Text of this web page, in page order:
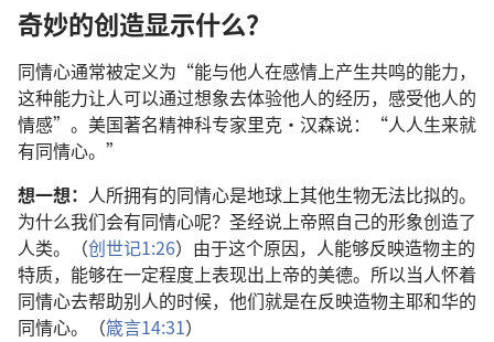
奇妙的创造显示什么？
同情心通常被定义为 “能与他人在感情上产生共鸣的能力，
这种能力让人可以通过想象去体验他人的经历， 感受他人的
情感”。 美国著名精神科专家里克 · 汉森说：“人人生来就
有同情心。”
想一想： 人所拥有的同情心是地球上其他生物无法比拟的。
为什么我们会有同情心呢？ 圣经说上帝照自己的形象创造了
人类。（创世记1:26） 由于这个原因， 人能够反映造物主的
特质， 能够在一定程度上表现出上帝的美德。 所以当人怀着
同情心去帮助别人的时候， 他们就是在反映造物主耶和华的
同情心。（箴言14:31）